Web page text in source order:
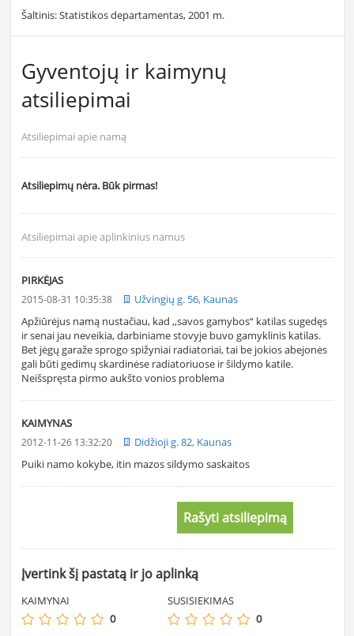
Šaltinis: Statistikos departamentas, 2001 m.
Gyventojų ir kaimynų
atsiliepimai
Atsiliepimai apie namą
Atsiliepimų nėra. Būk pirmas!
Atsiliepimai apie aplinkinius namus
PIRKĖJAS
2015-08-31 10:35:38
Užvingių g. 56, Kaunas
Apžiūrėjus namą nustačiau, kad ,,savos gamybos“ katilas sugedęs
ir senai jau neveikia, darbiniame stovyje buvo gamyklinis katilas.
Bet jėgų garaže sprogo spižyniai radiatoriai, tai be jokios abejonės
gali būti gedimų skardinėse radiatoriuose ir šildymo katile.
Neišspręsta pirmo aukšto vonios problema
KAIMYNAS
2012-11-26 13:32:20
Didžioji g. 82, Kaunas
Puiki namo kokybe, itin mazos sildymo saskaitos
Rašyti atsiliepimą
Įvertink šį pastatą ir jo aplinką
KAIMYNAI
0
SUSISIEKIMAS
0